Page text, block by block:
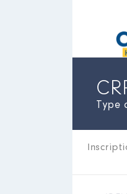
Type